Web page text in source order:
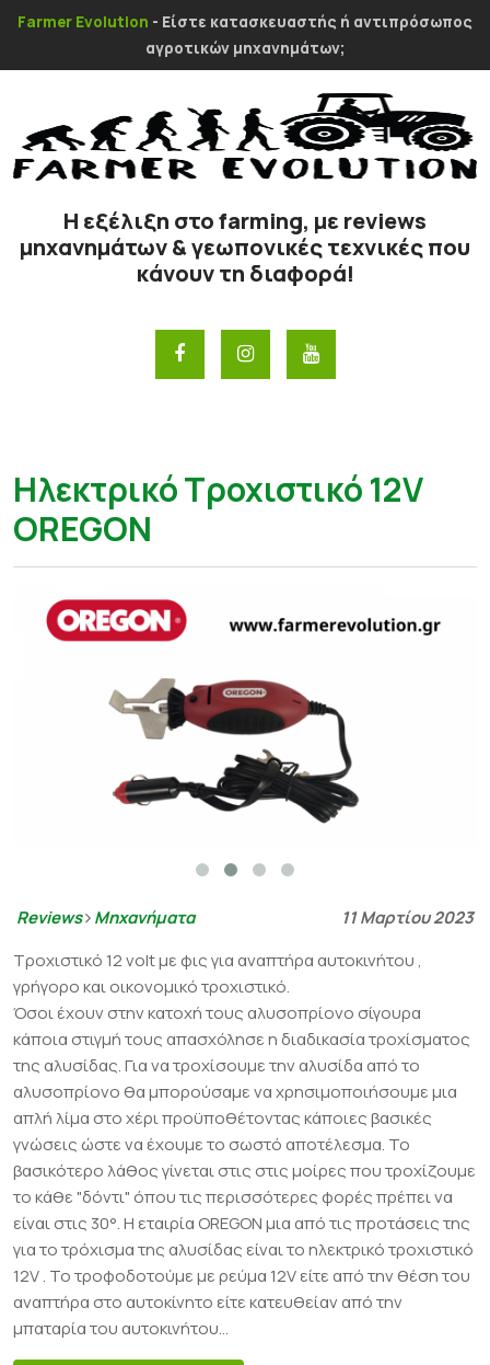
Farmer Evolution - Είστε κατασκευαστής ή αντιπρόσωπος
αγροτικών μηχανημάτων;
Η εξέλιξη στο farming, με reviews
μηχανημάτων & γεωπονικές τεχνικές που
κάνουν τη διαφορά!
Hλεκτρικό Τροχιστικό 12V
OREGON
Reviews Μηχανήματα
11 Μαρτίου 2023
Tροχιστικό 12 volt με φις για αναπτήρα αυτοκινήτου ,
γρήγορο και οικονομικό τροχιστικό.
Όσοι έχουν στην κατοχή τους αλυσοπρίονο σίγουρα
κάποια στιγμή τους απασχόλησε η διαδικασία τροχίσματος
της αλυσίδας. Για να τροχίσουμε την αλυσίδα από το
αλυσοπρίονο θα μπορούσαμε να χρησιμοποιήσουμε μια
απλή λίμα στο χέρι προϋποθέτοντας κάποιες βασικές
γνώσεις ώστε να έχουμε το σωστό αποτέλεσμα. Το
βασικότερο λάθος γίνεται στις στις μοίρες που τροχίζουμε
το κάθε "δόντι" όπου τις περισσότερες φορές πρέπει να
είναι στις 30°. Η εταιρία OREGON μια από τις προτάσεις της
για το τρόχισμα της αλυσίδας είναι το ηλεκτρικό τροχιστικό
12V . Το τροφοδοτούμε με ρεύμα 12V είτε από την θέση του
αναπτήρα στο αυτοκίνητο είτε κατευθείαν από την
μπαταρία του αυτοκινήτου...